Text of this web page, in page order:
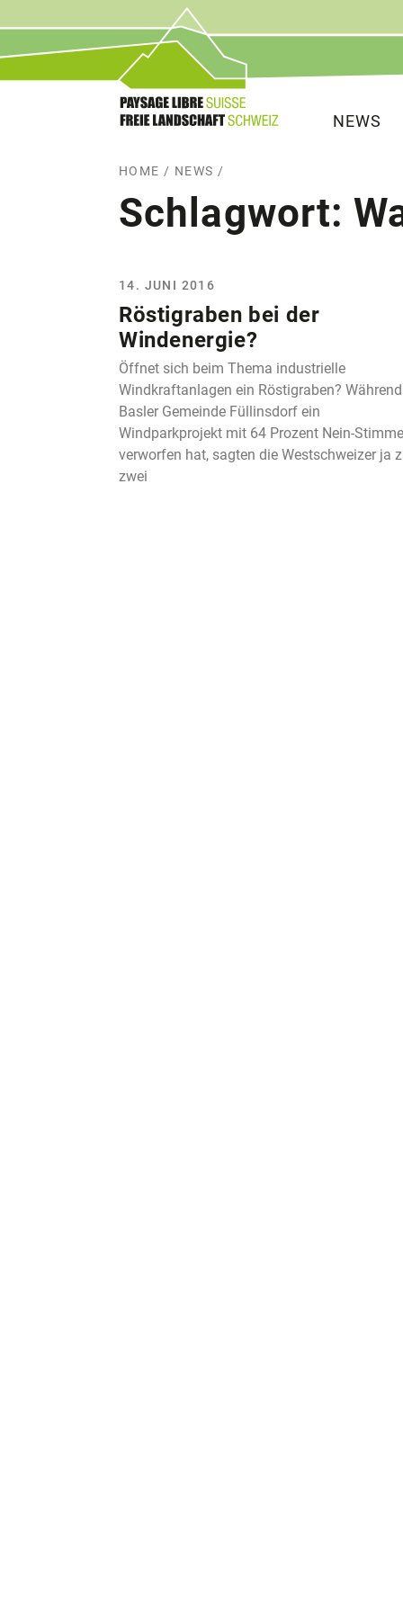
NEWS
HOME / NEWS /
Schlagwort:
14. JUNI 2016
Röstigraben bei der
Windenergie?
Öffnet sich beim Thema industrielle
Windkraftanlagen ein Röstigraben?
Basler Gemeinde Füllinsdorf ein
Windparkprojekt mit 64 Prozent Nein-
verworfen hat, sagten die Westschweizer ja
zwei